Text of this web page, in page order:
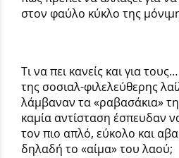
στον φαύλο κύκλο της
Τι να πει κανείς και για
της σοσιαλ-φιλελεύθερης
λάμβαναν τα «ραβασάκια»
καμία αντίσταση έσπευδαν
τον πιο απλό, εύκολο και
δηλαδή το «αίμα» του λαού;